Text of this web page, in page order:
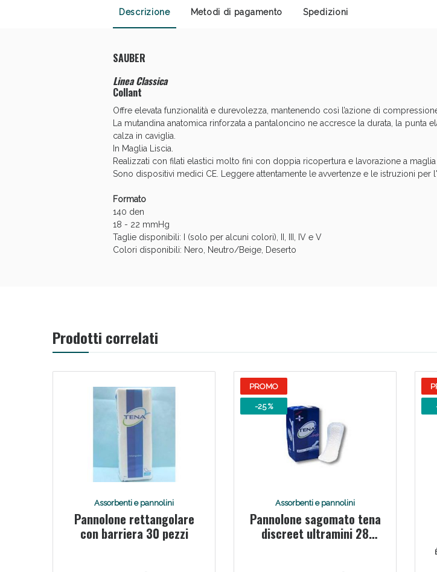
Descrizione Metodi di pagamento Spedizioni
SAUBER
Linea Classica
Collant
Offre elevata funzionalità e durevolezza, mantenendo così l’azione di
La mutandina anatomica rinforzata a pantaloncino ne accresce la durata, la
calza in caviglia.
In Maglia Liscia.
Realizzati con filati elastici molto fini con doppia ricopertura e lavorazione a
Sono dispositivi medici CE. Leggere attentamente le avvertenze e le istruzioni per
Formato
140 den
18 - 22 mmHg
Taglie disponibili: I (solo per alcuni colori), II, III, IV e V
Colori disponibili: Nero, Neutro/Beige, Deserto
Prodotti correlati
Assorbenti e pannolini
Pannolone rettangolare
con barriera 30 pezzi
PROMO
-25 %
Assorbenti e pannolini
Pannolone sagomato tena
discreet ultramini 28
Anticellulite e Fanghi: Sconto
Sconto fino al 55%